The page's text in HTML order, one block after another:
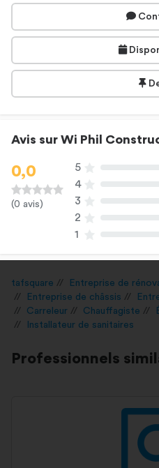
Avis sur Wi Phil
0,0
(0 avis)
5
4
3
2
1
tafsquare
Entreprise de
Entreprise de châssis
Carreleur
Chauffagiste
Installateur de sanitaires
Professionnels